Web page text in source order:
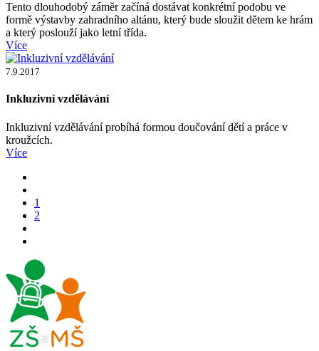
Tento dlouhodobý záměr začíná dostávat konkrétní podobu ve
formě výstavby zahradního altánu, který bude sloužit dětem ke hrám
a který poslouží jako letní třída.
Více
7.9.2017
Inkluzivní vzdělávání
Inkluzivní vzdělávání probíhá formou doučování dětí a práce v
kroužcích.
Více
1
2